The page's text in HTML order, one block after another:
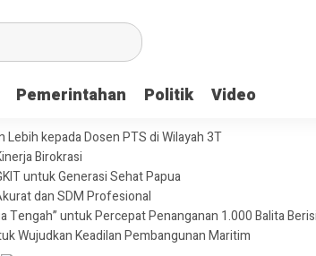
Pemerintahan Politik Video
Lebih kepada Dosen PTS di Wilayah 3T
Birokrasi
untuk Generasi Sehat Papua
dan SDM Profesional
Tengah” untuk Percepat Penanganan 1.000 Balita
Wujudkan Keadilan Pembangunan Maritim